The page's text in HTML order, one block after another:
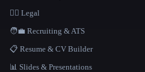
👩‍⚖️ Legal
🧑‍💼 Recruiting & ATS
📋 Resume & CV Builder
📊 Slides & Presentations